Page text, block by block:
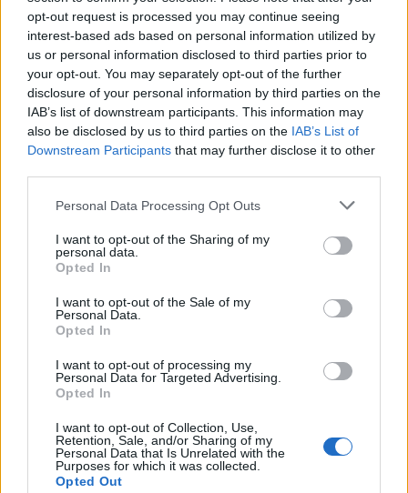
opt-out request is processed you may continue seeing
interest-based ads based on personal information utilized by
us or personal information disclosed to third parties prior to
your opt-out. You may separately opt-out of the further
disclosure of your personal information by third parties on the
IAB’s list of downstream participants. This information may
also be disclosed by us to third parties on the IAB’s List of
Downstream Participants that may further disclose it to other
Personal Data Processing Opt Outs
I want to opt-out of the Sharing of my
personal data.
Opted In
I want to opt-out of the Sale of my
Personal Data.
Opted In
I want to opt-out of processing my
Personal Data for Targeted Advertising.
Opted In
I want to opt-out of Collection, Use,
Retention, Sale, and/or Sharing of my
Personal Data that Is Unrelated with the
Purposes for which it was collected.
Opted Out
Inserisci
tutte
lettere
del
puzzle:
Spiacenti, non abbiamo trovato il tuo puzzle, quindi ho
generato un elenco di parole che potrebbero esserti
utili.
1. R A S
P
2.
S P A
R
3.
P A
R
S P
A
A S
CERCA ALTRE RISPOSTE
(2465voti, media: 3,80